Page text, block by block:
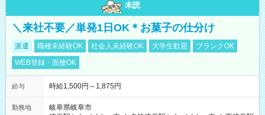
未読
＼来社不要／単発1日OK＊お菓子の仕分け
派遣 職種未経験OK 社会人未経験OK 大学生歓迎
ブランクOK
WEB登録・面接OK
給与 時給1,500円～1,875円
勤務地
岐阜県岐阜市